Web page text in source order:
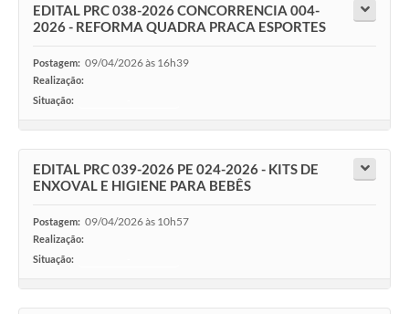
EDITAL PRC 038-2026 CONCORRENCIA 004-
2026 - REFORMA QUADRA PRACA ESPORTES
Postagem: 09/04/2026 às 16h39
Realização:
Situação:
EDITAL PRC 039-2026 PE 024-2026 - KITS DE
ENXOVAL E HIGIENE PARA BEBÊS
Postagem: 09/04/2026 às 10h57
Realização:
Situação: